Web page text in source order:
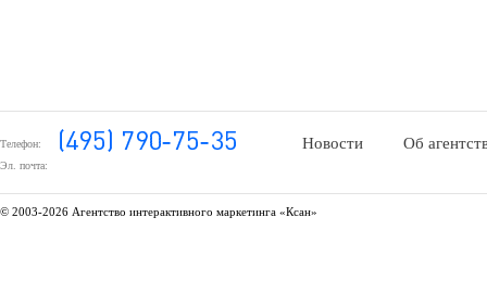
Телефон:
Эл. почта:
Новости Об
© 2003-2026 Агентство интерактивного маркетинга «Ксан»